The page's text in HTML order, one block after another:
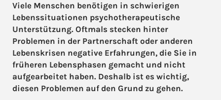
Viele Menschen benötigen in schwierigen
Lebenssituationen psychotherapeutische
Unterstützung. Oftmals stecken hinter
Problemen in der Partnerschaft oder anderen
Lebenskrisen negative Erfahrungen, die Sie in
früheren Lebensphasen gemacht und nicht
aufgearbeitet haben. Deshalb ist es wichtig,
diesen Problemen auf den Grund zu gehen.